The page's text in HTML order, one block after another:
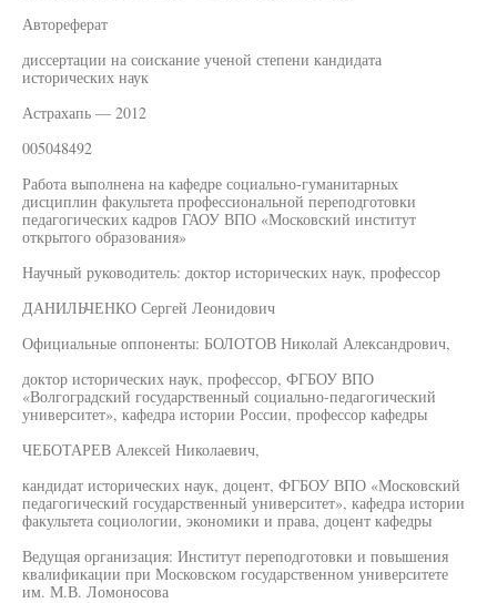
Автореферат
диссертации на соискание ученой степени кандидата
исторических наук
Астрахапь — 2012
005048492
Работа выполнена на кафедре социально-гуманитарных
дисциплин факультета профессиональной переподготовки
педагогических кадров ГАОУ ВПО «Московский институт
открытого образования»
Научный руководитель: доктор исторических наук, профессор
ДАНИЛЬЧЕНКО Сергей Леонидович
Официальные оппоненты: БОЛОТОВ Николай Александрович,
доктор исторических наук, профессор, ФГБОУ ВПО
«Волгоградский государственный социально-педагогический
университет», кафедра истории России, профессор кафедры
ЧЕБОТАРЕВ Алексей Николаевич,
кандидат исторических наук, доцент, ФГБОУ ВПО «Московский
педагогический государственный университет», кафедра истории
факультета социологии, экономики и права, доцент кафедры
Ведущая организация: Институт переподготовки и повышения
квалификации при Московском государственном университете
им. М.В. Ломоносова